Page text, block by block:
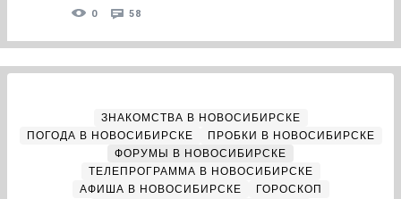
0 58
ЗНАКОМСТВА В НОВОСИБИРСКЕ
ПОГОДА В НОВОСИБИРСКЕ
ПРОБКИ В НОВОСИБИРСКЕ
ФОРУМЫ В НОВОСИБИРСКЕ
ТЕЛЕПРОГРАММА В НОВОСИБИРСКЕ
АФИША В НОВОСИБИРСКЕ
ГОРОСКОП